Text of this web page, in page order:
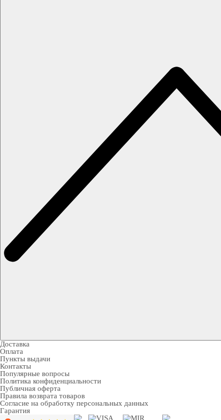
Доставка
Оплата
Пункты выдачи
Контакты
Популярные вопросы
Политика конфиденциальности
Публичная оферта
Правила возврата товаров
Согласие на обработку персональных данных
Гарантия